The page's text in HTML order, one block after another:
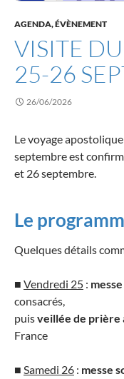
AGENDA, ÉVÈNEMENT
VISITE
25-26
26/06/2026
Le voyage
septembre est
et 26 septembre.
Le
Quelques détails
■ Vendredi 25 :
consacrés,
puisveillée de prière
France
■ Samedi 26 : messe